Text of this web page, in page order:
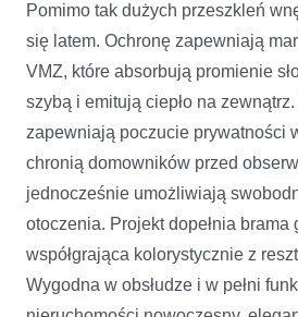
Pomimo tak dużych przeszkleń
się latem. Ochronę zapewniają
VMZ, które absorbują promienie
szybą i emitują ciepło na
zapewniają poczucie prywatności
chronią domowników przed
jednocześnie umożliwiają
otoczenia. Projekt dopełnia brama
współgrająca kolorystycznie z
Wygodna w obsłudze i w pełni